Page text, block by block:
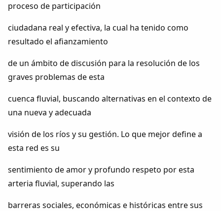
proceso de participación
ciudadana real y efectiva, la cual ha tenido como
resultado el afianzamiento
de un ámbito de discusión para la resolución de los
graves problemas de esta
cuenca fluvial, buscando alternativas en el contexto de
una nueva y adecuada
visión de los ríos y su gestión. Lo que mejor define a
esta red es su
sentimiento de amor y profundo respeto por esta
arteria fluvial, superando las
barreras sociales, económicas e históricas entre sus